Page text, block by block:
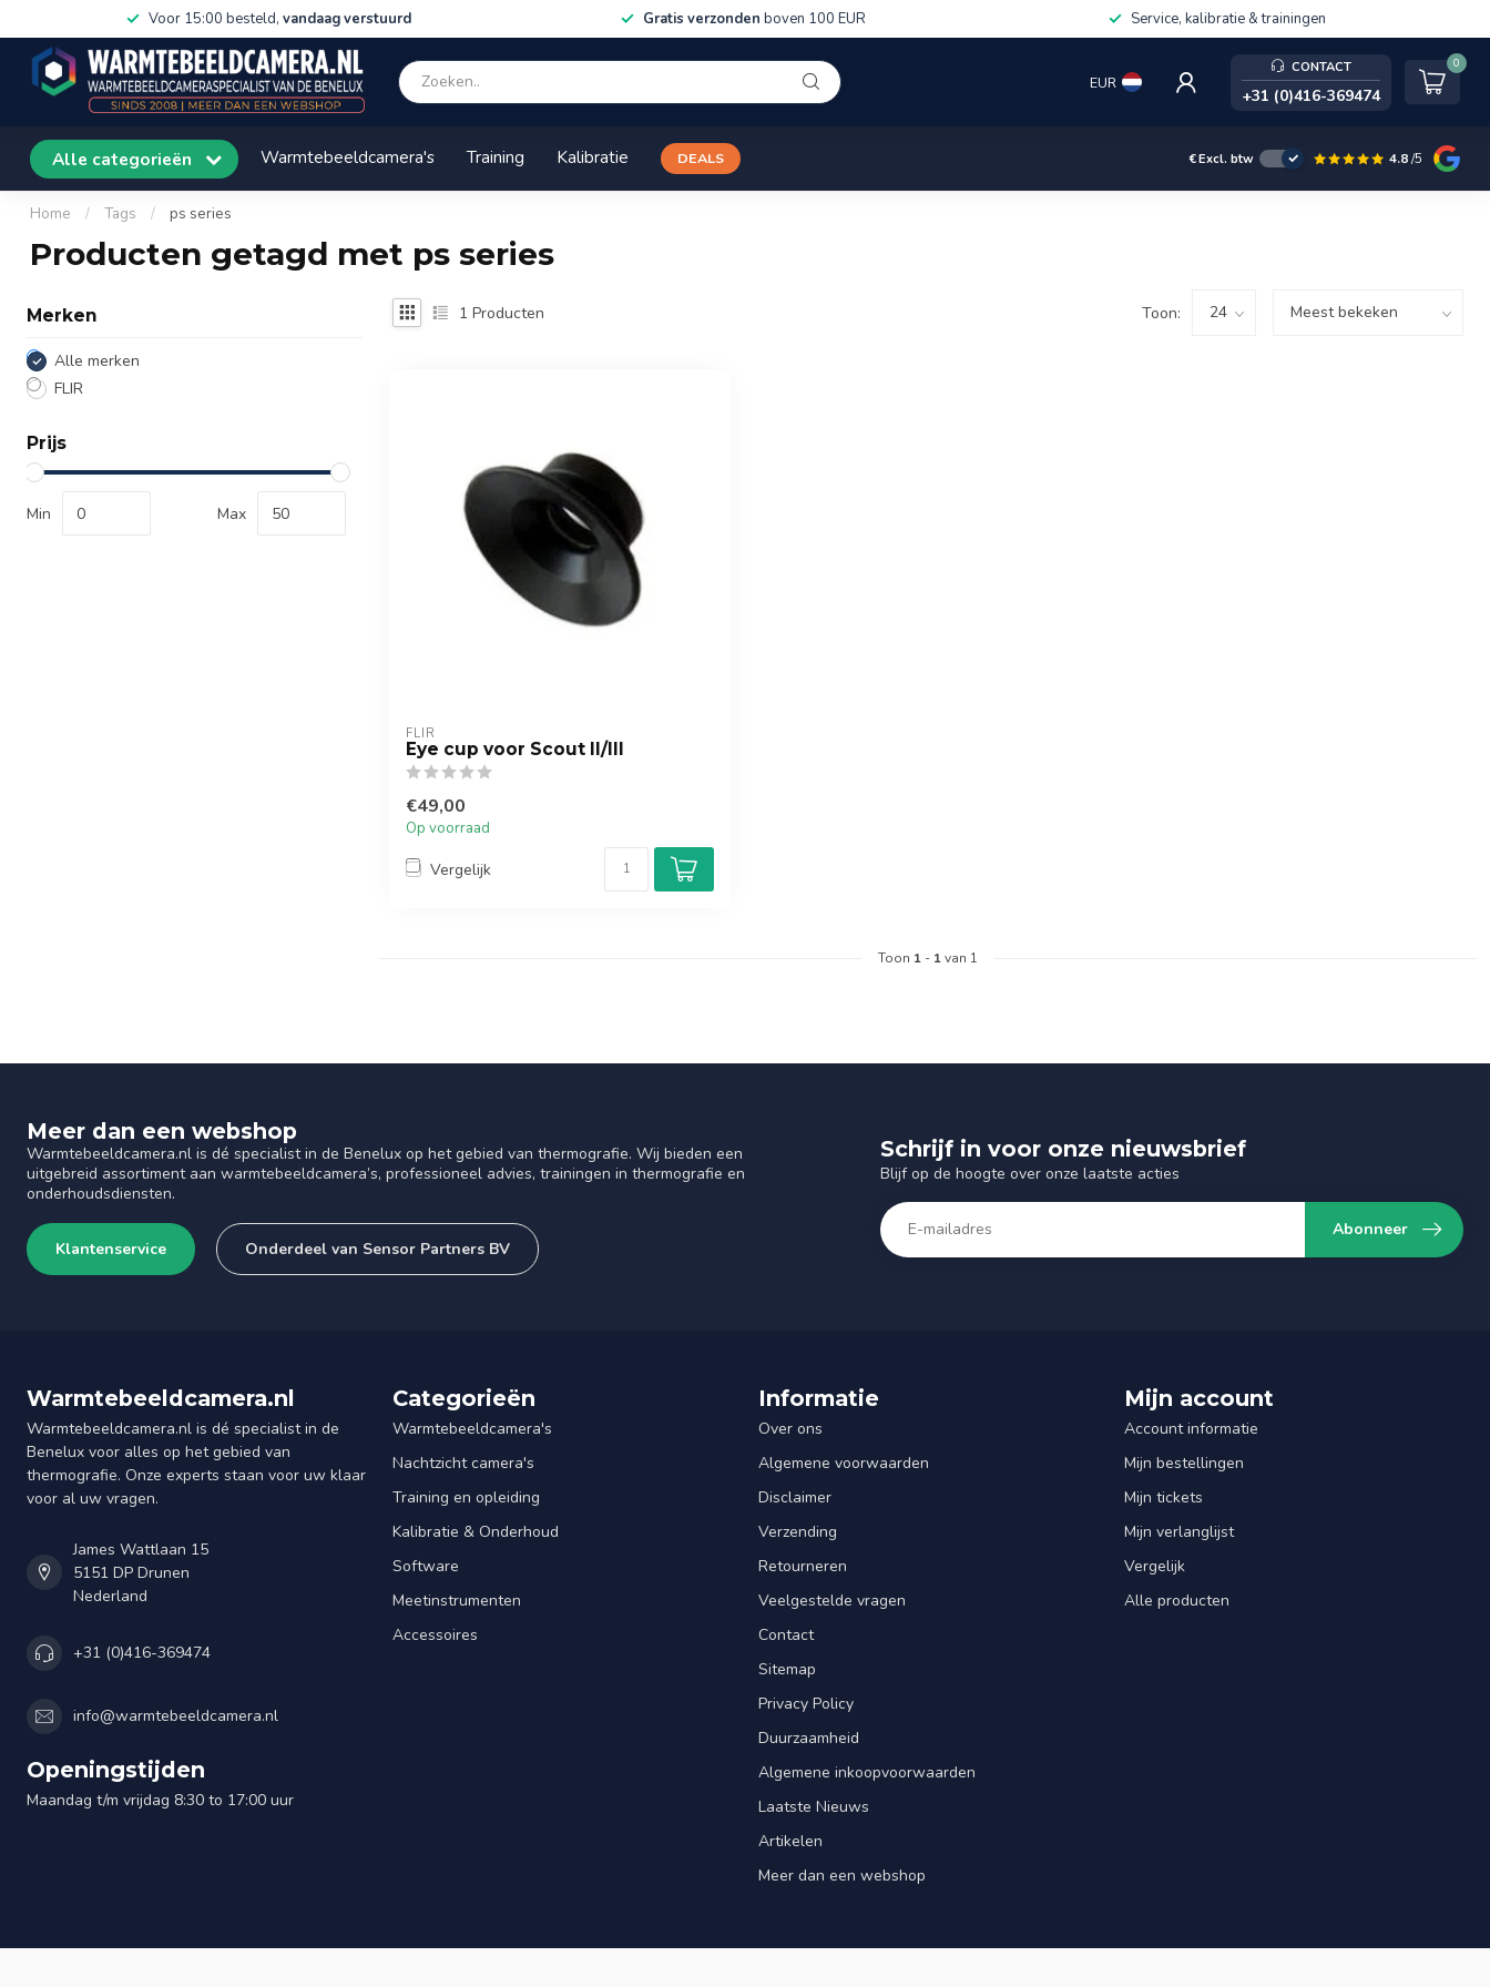
Voor 15:00 besteld, vandaag verstuurd Gratis verzonden boven 100 EUR Service, kalibratie & trainingen
EUR
CONTACT
+31 (0)416-369474
0
Alle categorieën Warmtebeeldcamera's Training Kalibratie DEALS €Excl. btw 4.8/5
Home / Tags / ps series
Producten getagd met ps series
Merken
Alle merken
FLIR
Prijs
Min Max
1 Producten Toon:
FLIR
Eye cup voor Scout II/III
€49,00
Op voorraad
Vergelijk
Toon 1 - 1van 1
Meer dan een webshop
Warmtebeeldcamera.nl is dé specialist in de Benelux op het gebied van thermografie. Wij bieden een
uitgebreid assortiment aan warmtebeeldcamera’s, professioneel advies, trainingen in thermografie en
onderhoudsdiensten.
Klantenservice Onderdeel van Sensor Partners BV
Schrijf in voor onze nieuwsbrief
Blijf op de hoogte over onze laatste acties
Abonneer
Warmtebeeldcamera.nl
Warmtebeeldcamera.nl is dé specialist in de
Benelux voor alles op het gebied van
thermografie. Onze experts staan voor uw klaar
voor al uw vragen.
James Wattlaan 15
5151 DP Drunen
Nederland
+31 (0)416-369474
info@warmtebeeldcamera.nl
Openingstijden
Maandag t/m vrijdag 8:30 to 17:00 uur
Categorieën
Warmtebeeldcamera's
Nachtzicht camera's
Training en opleiding
Kalibratie & Onderhoud
Software
Meetinstrumenten
Accessoires
Informatie
Over ons
Algemene voorwaarden
Disclaimer
Verzending
Retourneren
Veelgestelde vragen
Contact
Sitemap
Privacy Policy
Duurzaamheid
Algemene inkoopvoorwaarden
Laatste Nieuws
Artikelen
Meer dan een webshop
Mijn account
Account informatie
Mijn bestellingen
Mijn tickets
Mijn verlanglijst
Vergelijk
Alle producten